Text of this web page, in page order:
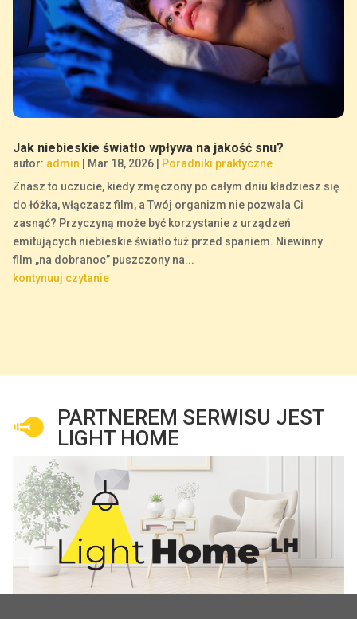
Jak niebieskie światło wpływa na jakość snu?
autor: admin Mar 18, 2026|
Poradniki praktyczne
Znasz to uczucie, kiedy zmęczony po całym dniu kładziesz się
do łóżka, włączasz film, a Twój organizm nie pozwala Ci
zasnąć? Przyczyną może być korzystanie z urządzeń
emitujących niebieskie światło tuż przed spaniem. Niewinny
film „na dobranoc” puszczony na...
kontynuuj czytanie
PARTNEREM SERWISU JEST
LIGHT HOME